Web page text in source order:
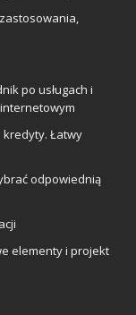
po usługach i
Łatwy
odpowiednią
elementy i projekt